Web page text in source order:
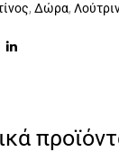
, Δώρα,